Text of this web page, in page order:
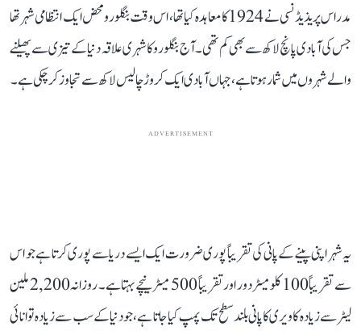
مدراس پریذیڈنسی نے 1924 کا معاہدہ کیا تھا، اس وقت بنگلورو محض ایک انتظامی شہر تھا
جس کی آبادی پانچ لاکھ سے بھی کم تھی۔ آج بنگلورو کا شہری علاقہ دنیا کے تیزی سے پھیلنے
والے شہروں میں شمار ہوتا ہے، جہاں آبادی ایک کروڑ چالیس لاکھ سے تجاوز کر چکی ہے۔
ADVERTISEMENT
یہ شہر اپنی پینے کے پانی کی تقریباً پوری ضرورت ایک ایسے دریا سے پوری کرتا ہے جو اس
سے تقریباً 100 کلومیٹر دور اور تقریباً 500 میٹر نیچے بہتا ہے۔ روزانہ 2,200 ملین
لیٹر سے زیادہ کاویری کا پانی بلند سطح تک پمپ کیا جاتا ہے، جو دنیا کے سب سے زیادہ توانائی